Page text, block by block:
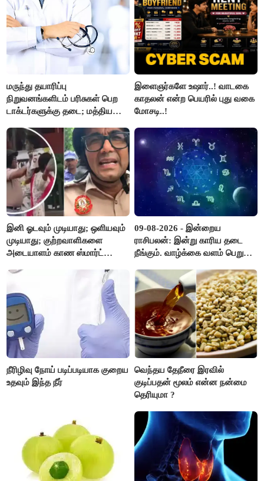
மருந்து தயாரிப்பு
நிறுவனங்களிடம் பரிசுகள் பெற
டாக்டர்களுக்கு தடை; மத்திய
இளைஞர்களே உஷார்..! வாடகை
காதலன் என்ற பெயரில் புது வகை
மோசடி..!
இனி ஓடவும் முடியாது; ஒளியவும்
முடியாது; குற்றவாளிகளை
அடையாளம் காண ஸ்மார்ட்
09-08-2026 - இன்றைய
ராசிபலன்: இன்று காரிய தடை
நீங்கும். வாழ்க்கை வளம் பெறும்.
எடைபோடுவது நல்லது..!
நீரிழிவு நோய் படிப்படியாக குறைய
உதவும் இந்த நீர்
வெந்தய தேநீரை இரவில்
குடிப்பதன் மூலம் என்ன நன்மை
தெரியுமா ?